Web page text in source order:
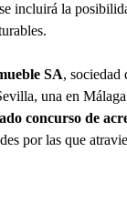
incluirá la
SA, sociedad
una en
concurso de
por las que